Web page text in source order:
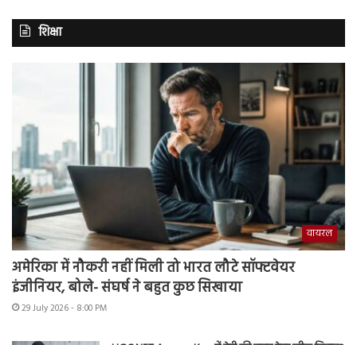
शिक्षा
वायरल
अमेरिका में नौकरी नहीं मिली तो भारत लौटे सॉफ्टवेयर
इंजीनियर, बोले- संघर्ष ने बहुत कुछ सिखाया
29 July 2026 - 8:00 PM